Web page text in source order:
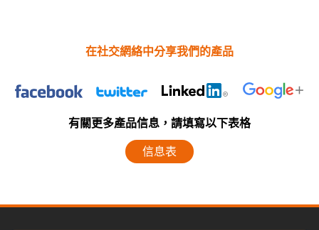
在社交網絡中分享我們的產品
有關更多產品信息，請填寫以下表格
信息表